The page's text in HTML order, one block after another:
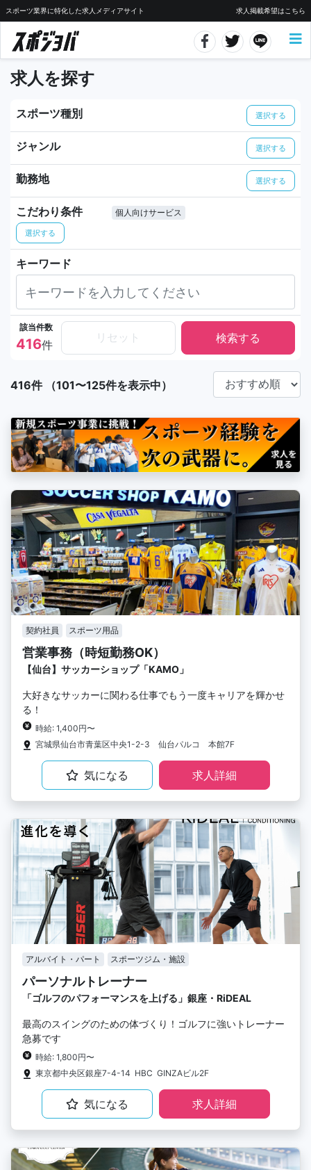
スポーツ業界に特化した求人メディアサイト 求人掲載希望はこちら
求人を探す
スポーツ種別 選択する
ジャンル 選択する
勤務地 選択する
こだわり条件
選択する
個人向けサービス
キーワード
該当件数
416件
リセット
416件 （101〜125件を表示中）
契約社員 スポーツ用品
営業事務（時短勤務OK）
【仙台】サッカーショップ「KAMO」
大好きなサッカーに関わる仕事でもう一度キャリアを輝かせ
る！
時給: 1,400円〜
宮城県仙台市青葉区中央1-2-3 仙台パルコ 本館7F
気になる 求人詳細
アルバイト・パート スポーツジム・施設
パーソナルトレーナー
「ゴルフのパフォーマンスを上げる」銀座・RiDEAL
最高のスイングのための体づくり！ゴルフに強いトレーナー
急募です
時給: 1,800円〜
東京都中央区銀座7-4-14 HBC GINZAビル2F
気になる 求人詳細